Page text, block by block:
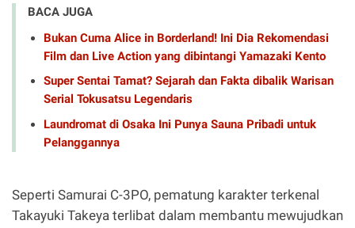
BACA JUGA
Bukan Cuma Alice in Borderland! Ini Dia Rekomendasi
Film dan Live Action yang dibintangi Yamazaki Kento
Super Sentai Tamat? Sejarah dan Fakta dibalik Warisan
Serial Tokusatsu Legendaris
Laundromat di Osaka Ini Punya Sauna Pribadi untuk
Pelanggannya
Seperti Samurai C-3PO, pematung karakter terkenal
Takayuki Takeya terlibat dalam membantu mewujudkan